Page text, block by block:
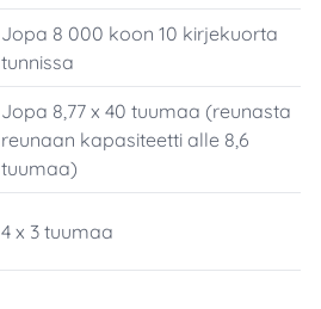
Jopa 8 000 koon 10 kirjekuorta
tunnissa
Jopa 8,77 x 40 tuumaa (reunasta
reunaan kapasiteetti alle 8,6
tuumaa)
4 x 3 tuumaa